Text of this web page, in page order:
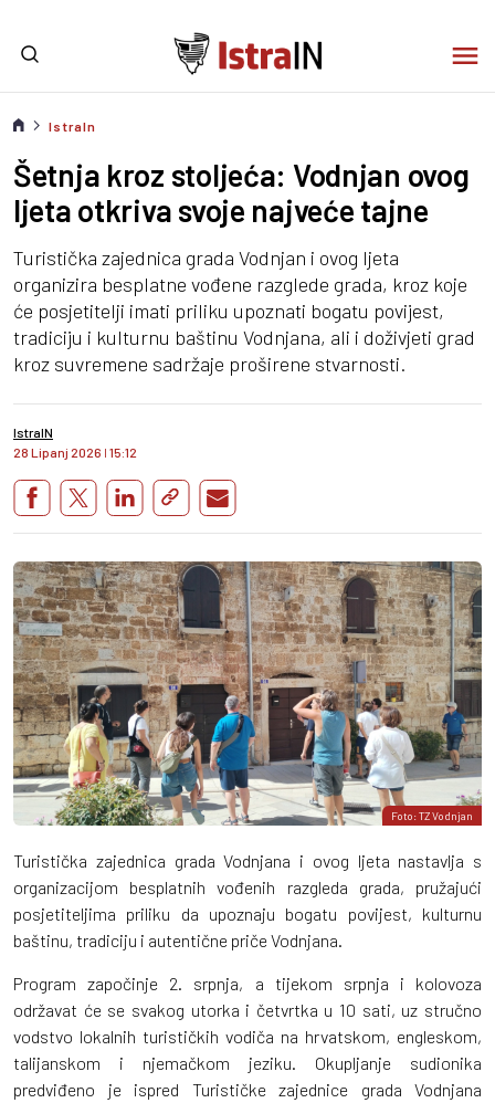
IstraIn
Šetnja kroz stoljeća: Vodnjan ovog
ljeta otkriva svoje najveće tajne
Turistička zajednica grada Vodnjan i ovog ljeta
organizira besplatne vođene razglede grada, kroz koje
će posjetitelji imati priliku upoznati bogatu povijest,
tradiciju i kulturnu baštinu Vodnjana, ali i doživjeti grad
kroz suvremene sadržaje proširene stvarnosti.
IstraIN
28 Lipanj 2026 I 15:12
Foto: TZ Vodnjan
Turistička zajednica grada Vodnjana i ovog ljeta nastavlja s
organizacijom besplatnih vođenih razgleda grada, pružajući
posjetiteljima priliku da upoznaju bogatu povijest, kulturnu
baštinu, tradiciju i autentične priče Vodnjana.
Program započinje 2. srpnja, a tijekom srpnja i kolovoza
održavat će se svakog utorka i četvrtka u 10 sati, uz stručno
vodstvo lokalnih turističkih vodiča na hrvatskom, engleskom,
talijanskom i njemačkom jeziku. Okupljanje sudionika
predviđeno je ispred Turističke zajednice grada Vodnjana